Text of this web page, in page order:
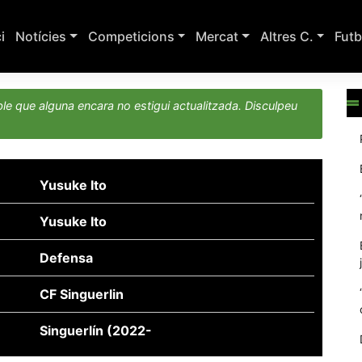
Notícies Competicions Mercat Altres C.
que alguna encara no estigui actualitzada. Disculpeu
Yusuke Ito
Yusuke Ito
Defensa
CF Singuerlin
Singuerlín (2022-